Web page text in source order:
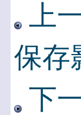
上
保存
下